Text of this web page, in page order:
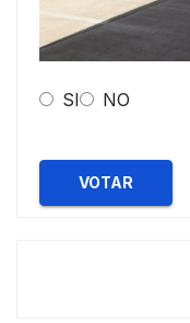
SI NO
VOTAR